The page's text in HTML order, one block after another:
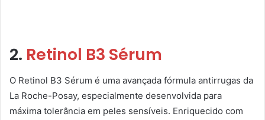
2. Retinol B3 Sérum
O Retinol B3 Sérum é uma avançada fórmula antirrugas da
La Roche-Posay, especialmente desenvolvida para
máxima tolerância em peles sensíveis. Enriquecido com